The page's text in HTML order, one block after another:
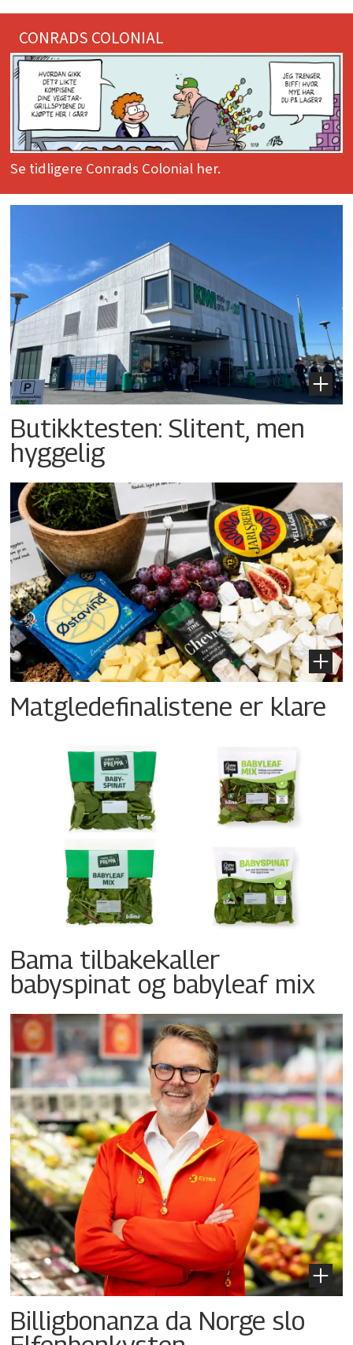
CONRADS COLONIAL
Se tidligere Conrads Colonial her.
Butikktesten: Slitent, men
hyggelig
Matgledefinalistene er klare
Bama tilbakekaller
babyspinat og babyleaf mix
Billigbonanza da Norge slo